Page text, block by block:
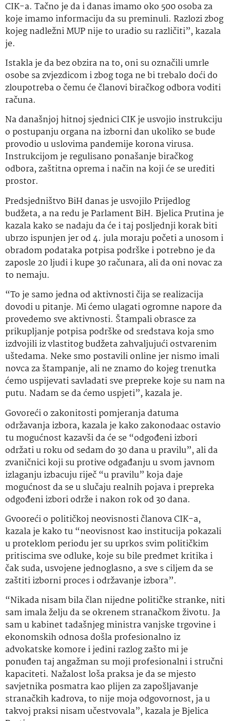
CIK-a. Tačno je da i danas imamo oko 500 osoba za
koje imamo informaciju da su preminuli. Razlozi zbog
kojeg nadležni MUP nije to uradio su različiti”, kazala
je.
Istakla je da bez obzira na to, oni su označili umrle
osobe sa zvjezdicom i zbog toga ne bi trebalo doći do
zloupotreba o čemu će članovi biračkog odbora voditi
računa.
Na današnjoj hitnoj sjednici CIK je usvojio instrukciju
o postupanju organa na izborni dan ukoliko se bude
provodio u uslovima pandemije korona virusa.
Instrukcijom je regulisano ponašanje biračkog
odbora, zaštitna oprema i način na koji će se urediti
prostor.
Predsjedništvo BiH danas je usvojilo Prijedlog
budžeta, a na redu je Parlament BiH. Bjelica Prutina je
kazala kako se nadaju da će i taj posljednji korak biti
ubrzo ispunjen jer od 4. jula moraju početi a unosom i
obradom podataka potpisa podrške i potrebno je da
zaposle 20 ljudi i kupe 30 računara, ali da oni novac za
to nemaju.
“To je samo jedna od aktivnosti čija se realizacija
dovodi u pitanje. Mi ćemo ulagati ogromne napore da
provedemo sve aktivnosti. Štampali obrasce za
prikupljanje potpisa podrške od sredstava koja smo
izdvojili iz vlastitog budžeta zahvaljujući ostvarenim
uštedama. Neke smo postavili online jer nismo imali
novca za štampanje, ali ne znamo do kojeg trenutka
ćemo uspijevati savladati sve prepreke koje su nam na
putu. Nadam se da ćemo uspjeti”, kazala je.
Govoreći o zakonitosti pomjeranja datuma
održavanja izbora, kazala je kako zakonodaac ostavio
tu mogućnost kazavši da će se “odgođeni izbori
održati u roku od sedam do 30 dana u pravilu”, ali da
zvaničnici koji su protive odgađanju u svom javnom
izlaganju izbacuju riječ “u pravilu” koja daje
mogućnost da se u slučaju realnih pojava i prepreka
odgođeni izbori održe i nakon rok od 30 dana.
Gvooreći o političkoj neovisnosti članova CIK-a,
kazala je kako tu “neovisnost kao institucija pokazali
u proteklom periodu jer su uprkos svim političkim
pritiscima sve odluke, koje su bile predmet kritika i
čak suda, usvojene jednoglasno, a sve s ciljem da se
zaštiti izborni proces i održavanje izbora”.
“Nikada nisam bila član nijedne političke stranke, niti
sam imala želju da se okrenem stranačkom životu. Ja
sam u kabinet tadašnjeg ministra vanjske trgovine i
ekonomskih odnosa došla profesionalno iz
advokatske komore i jedini razlog zašto mi je
ponuđen taj angažman su moji profesionalni i stručni
kapaciteti. Nažalost loša praksa je da se mjesto
savjetnika posmatra kao plijen za zapošljavanje
stranačkih kadrova, to nije moja odgovornost, ja u
takvoj praksi nisam učestvovala”, kazala je Bjelica